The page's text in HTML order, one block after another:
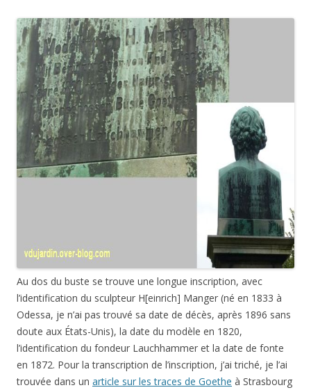
Au dos du buste se trouve une longue inscription, avec
l’identification du sculpteur H[einrich] Manger (né en 1833 à
Odessa, je n’ai pas trouvé sa date de décès, après 1896 sans
doute aux États-Unis), la date du modèle en 1820,
l’identification du fondeur Lauchhammer et la date de fonte
en 1872. Pour la transcription de l’inscription, j’ai triché, je l’ai
trouvée dans un article sur les traces de Goethe à Strasbourg